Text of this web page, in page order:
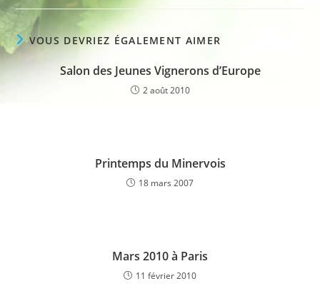
VOUS DEVRIEZ ÉGALEMENT AIMER
Salon des Jeunes Vignerons d’Europe
2 août 2010
Printemps du Minervois
18 mars 2007
Mars 2010 à Paris
11 février 2010